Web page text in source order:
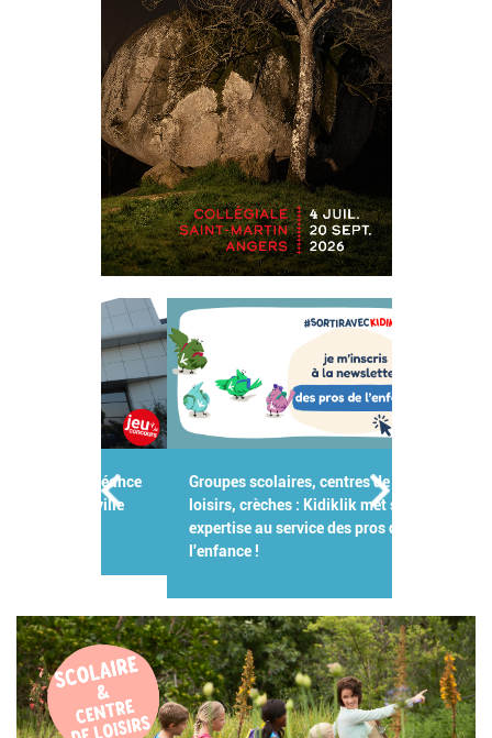
Groupes scolaires, centres de
loisirs, crèches : Kidiklik met son
expertise au service des pros de